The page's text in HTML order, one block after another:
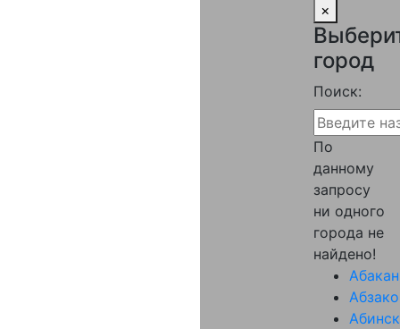
×
город
Поиск:
По
данному
запросу
ни одного
города не
найдено!
Абакан
Абинск